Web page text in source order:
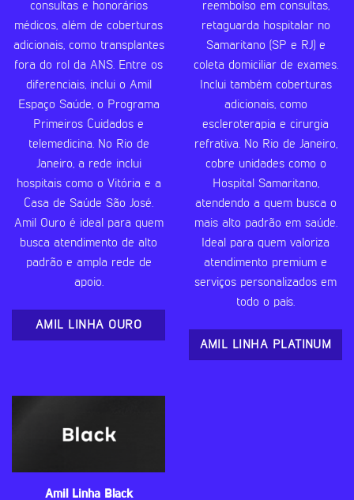
consultas e honorários
médicos, além de coberturas
adicionais, como transplantes
fora do rol da ANS. Entre os
diferenciais, inclui o Amil
Espaço Saúde, o Programa
Primeiros Cuidados e
telemedicina. No Rio de
Janeiro, a rede inclui
hospitais como o Vitória e a
Casa de Saúde São José.
Amil Ouro é ideal para quem
busca atendimento de alto
padrão e ampla rede de
apoio.
AMIL LINHA OURO
reembolso em consultas,
retaguarda hospitalar no
Samaritano (SP e RJ) e
coleta domiciliar de exames.
Inclui também coberturas
adicionais, como
escleroterapia e cirurgia
refrativa. No Rio de Janeiro,
cobre unidades como o
Hospital Samaritano,
atendendo a quem busca o
mais alto padrão em saúde.
Ideal para quem valoriza
atendimento premium e
serviços personalizados em
todo o país.
AMIL LINHA PLATINUM
Amil Linha Black